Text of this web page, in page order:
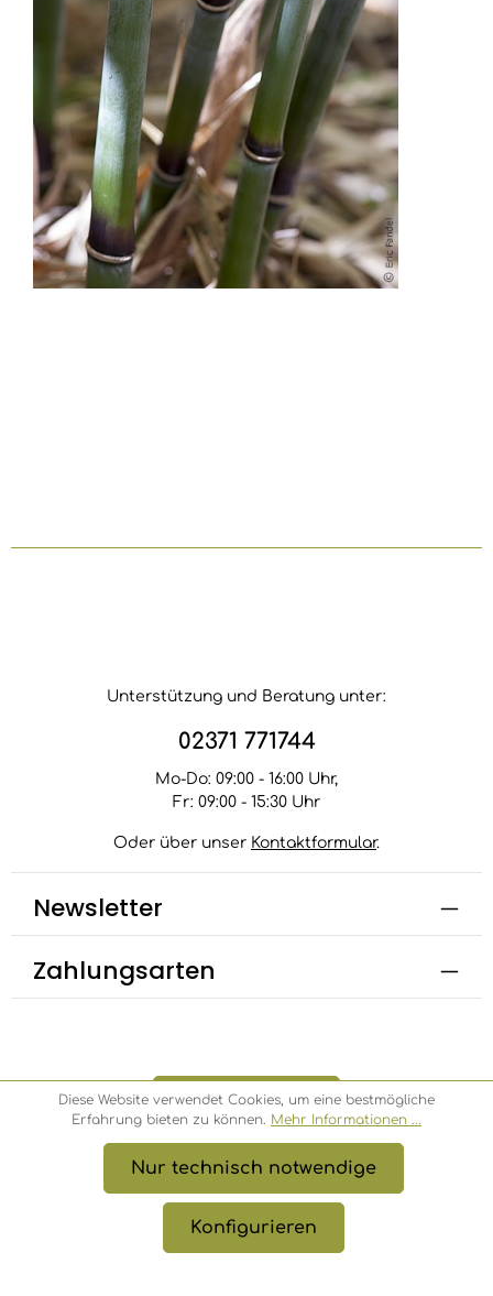
Unterstützung und Beratung unter:
02371 771744
Mo-Do: 09:00 - 16:00 Uhr,
Fr: 09:00 - 15:30 Uhr
Oder über unser Kontaktformular.
Newsletter
Zahlungsarten
Bestellung widerrufen
© 2026 Bambusbörse
* Alle Preise inkl. gesetzl. Mehrwertsteuer zzgl.
Versandkosten, wenn nicht anders angegeben.
Diese Website verwendet Cookies, um eine bestmögliche
Erfahrung bieten zu können. Mehr Informationen ...
Nur technisch notwendige
Konfigurieren